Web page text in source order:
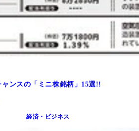
ンスの「ミニ株銘柄」15選!!
経済・ビジネス